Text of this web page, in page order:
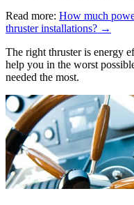
Read more: How much
thruster installations? →
The right thruster is energy
help you in the worst
needed the most.